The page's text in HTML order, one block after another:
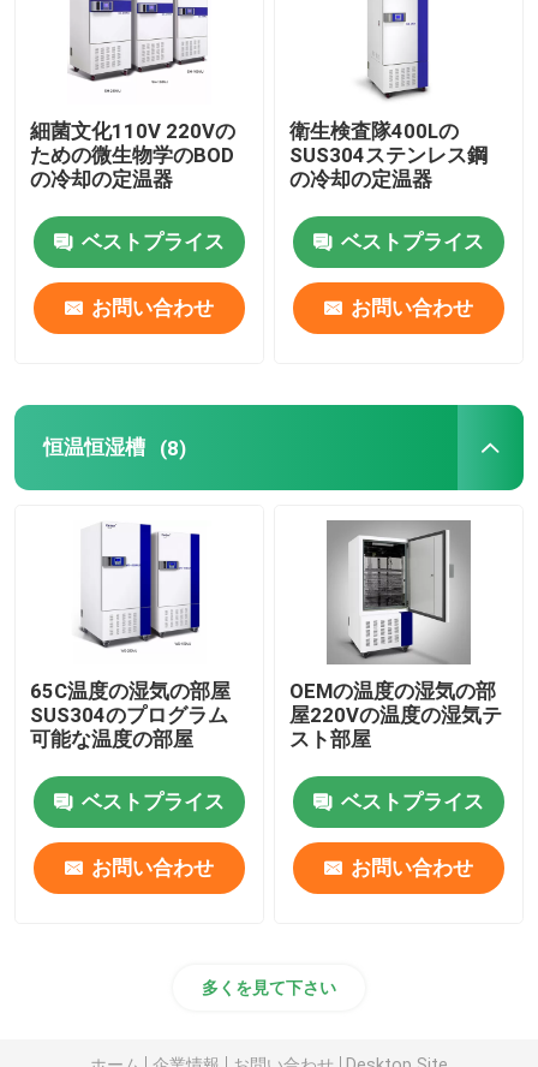
サーモスタットの定温器
冷却の定温器
気候上部屋
生物学的安全キャビネット
嫌気性インキュベーター
環境試験室
血小板インキュベーターアジテーター
細菌文化110V 220Vの
ための微生物学のBOD
の冷却の定温器
ベストプライス
お問い合わせ
衛生検査隊400Lの
SUS304ステンレス鋼
の冷却の定温器
ベストプライス
お問い合わせ
恒温恒湿槽 (8)
65C温度の湿気の部屋
SUS304のプログラム
可能な温度の部屋
ベストプライス
お問い合わせ
OEMの温度の湿気の部
屋220Vの温度の湿気テ
スト部屋
ベストプライス
お問い合わせ
多くを見て下さい